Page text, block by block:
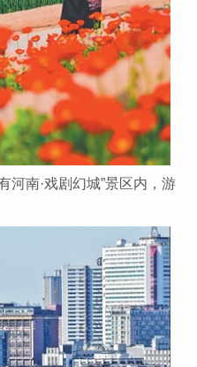
南·戏剧幻城”景区内，游